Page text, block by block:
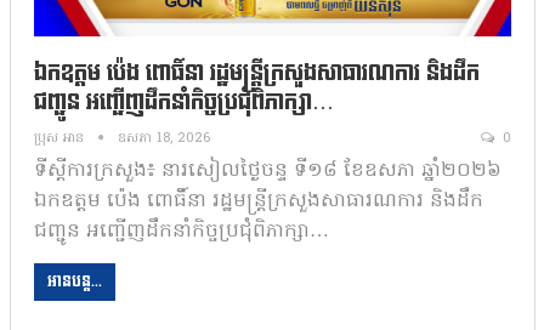
ឯកឧត្តម ប៉េង ពោធិ៍នា រដ្ឋមន្រ្តីក្រសួងសាធារណការ និងដឹក
ជញ្ជូន អញ្ជើញដឹកនាំកិច្ចប្រជុំពិភាក្សា…
ប្រុស អាន ឧសភា 18, 2026 0
ទីស្តីការក្រសួង៖ នារសៀលថ្ងៃចន្ទ ទី១៨ ខែឧសភា ឆ្នាំ២០២៦
ឯកឧត្តម ប៉េង ពោធិ៍នា រដ្ឋមន្រ្តីក្រសួងសាធារណការ និងដឹក
ជញ្ជូន អញ្ជើញដឹកនាំកិច្ចប្រជុំពិភាក្សា…
អានបន្ត...